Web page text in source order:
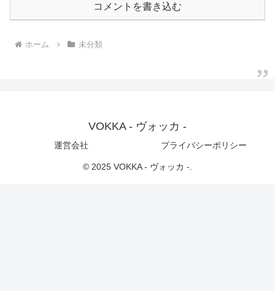
コメントを書き込む
ホーム 未分類
VOKKA - ヴォッカ -
運営会社 プライバシーポリシー
© 2025 VOKKA - ヴォッカ -.